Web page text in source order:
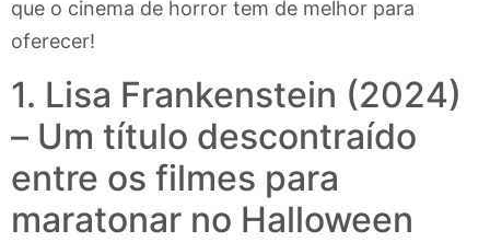
que o cinema de horror tem de melhor para
oferecer!
1. Lisa Frankenstein (2024)
– Um título descontraído
entre os filmes para
maratonar no Halloween